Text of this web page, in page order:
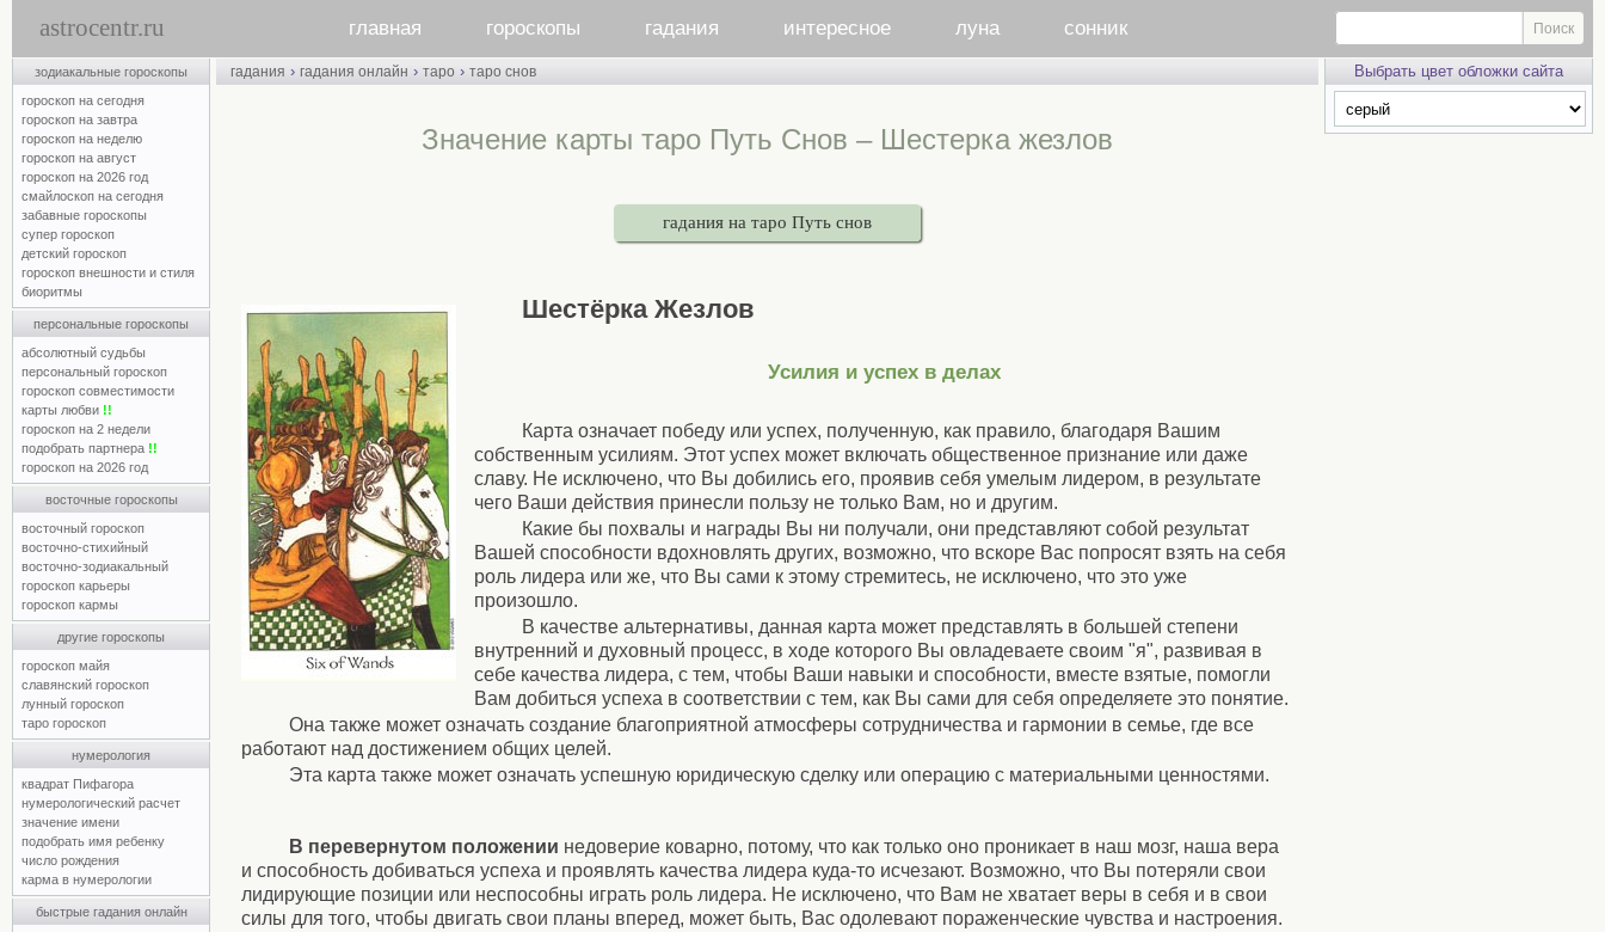
astrocentr.ru главная гороскопы гадания интересное луна сонник
зодиакальные гороскопы
гороскоп на сегодня
гороскоп на завтра
гороскоп на неделю
гороскоп на август
гороскоп на 2026 год
смайлоскоп на сегодня
забавные гороскопы
супер гороскоп
детский гороскоп
гороскоп внешности и стиля
биоритмы
персональные гороскопы
абсолютный судьбы
персональный гороскоп
гороскоп совместимости
карты любви !!
гороскоп на 2 недели
подобрать партнера !!
гороскоп на 2026 год
восточные гороскопы
восточный гороскоп
восточно-стихийный
восточно-зодиакальный
гороскоп карьеры
гороскоп кармы
другие гороскопы
гороскоп майя
славянский гороскоп
лунный гороскоп
таро гороскоп
нумерология
квадрат Пифагора
нумерологический расчет
значение имени
подобрать имя ребенку
число рождения
карма в нумерологии
быстрые гадания онлайн
гадания › гадания онлайн › таро › таро снов
Значение карты таро Путь Снов – Шестерка жезлов
гадания на таро Путь снов
Шестёрка Жезлов
Усилия и успех в делах
Карта означает победу или успех, полученную, как правило, благодаря Вашим
собственным усилиям. Этот успех может включать общественное признание или даже
славу. Не исключено, что Вы добились его, проявив себя умелым лидером, в результате
чего Ваши действия принесли пользу не только Вам, но и другим.
Какие бы похвалы и награды Вы ни получали, они представляют собой результат
Вашей способности вдохновлять других, возможно, что вскоре Вас попросят взять на себя
роль лидера или же, что Вы сами к этому стремитесь, не исключено, что это уже
произошло.
В качестве альтернативы, данная карта может представлять в большей степени
внутренний и духовный процесс, в ходе которого Вы овладеваете своим "я", развивая в
себе качества лидера, с тем, чтобы Ваши навыки и способности, вместе взятые, помогли
Вам добиться успеха в соответствии с тем, как Вы сами для себя определяете это понятие.
Она также может означать создание благоприятной атмосферы сотрудничества и гармонии в семье, где все
работают над достижением общих целей.
Эта карта также может означать успешную юридическую сделку или операцию с материальными ценностями.
В перевернутом положении недоверие коварно, потому, что как только оно проникает в наш мозг, наша вера
и способность добиваться успеха и проявлять качества лидера куда-то исчезают. Возможно, что Вы потеряли свои
лидирующие позиции или неспособны играть роль лидера. Не исключено, что Вам не хватает веры в себя и в свои
силы для того, чтобы двигать свои планы вперед, может быть, Вас одолевают пораженческие чувства и настроения.
Выбрать цвет обложки сайта